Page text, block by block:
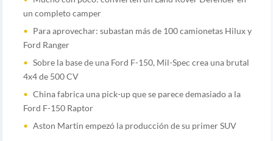
un completo camper
Para aprovechar: subastan más de 100 camionetas Hilux y
Ford Ranger
Sobre la base de una Ford F-150, Mil-Spec crea una brutal
4x4 de 500 CV
China fabrica una pick-up que se parece demasiado a la
Ford F-150 Raptor
Aston Martin empezó la producción de su primer SUV